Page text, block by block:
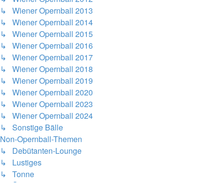
↳ Wiener Opernball 2013
↳ Wiener Opernball 2014
↳ Wiener Opernball 2015
↳ Wiener Opernball 2016
↳ Wiener Opernball 2017
↳ Wiener Opernball 2018
↳ Wiener Opernball 2019
↳ Wiener Opernball 2020
↳ Wiener Opernball 2023
↳ Wiener Opernball 2024
↳ Sonstige Bälle
Non-Opernball-Themen
↳ Debütanten-Lounge
↳ Lustiges
↳ Tonne